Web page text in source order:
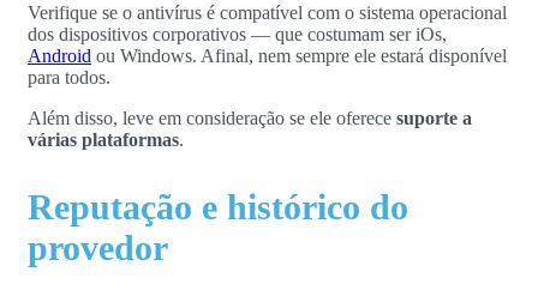
Verifique se o antivírus é compatível com o sistema operacional
dos dispositivos corporativos — que costumam ser iOs,
Android ou Windows. Afinal, nem sempre ele estará disponível
para todos.
Além disso, leve em consideração se ele oferece suporte a
várias plataformas.
Reputação e histórico do
provedor